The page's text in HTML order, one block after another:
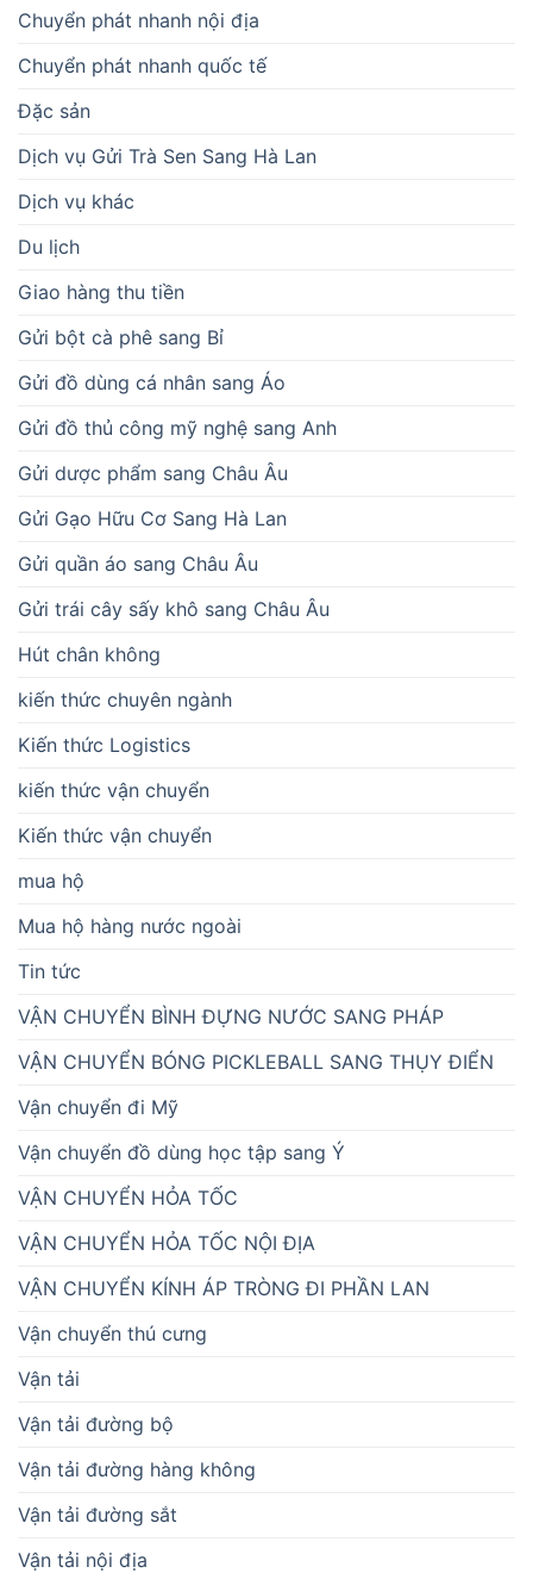
Chuyển phát nhanh nội địa
Chuyển phát nhanh quốc tế
Đặc sản
Dịch vụ Gửi Trà Sen Sang Hà Lan
Dịch vụ khác
Du lịch
Giao hàng thu tiền
Gửi bột cà phê sang Bỉ
Gửi đồ dùng cá nhân sang Áo
Gửi đồ thủ công mỹ nghệ sang Anh
Gửi dược phẩm sang Châu Âu
Gửi Gạo Hữu Cơ Sang Hà Lan
Gửi quần áo sang Châu Âu
Gửi trái cây sấy khô sang Châu Âu
Hút chân không
kiến thức chuyên ngành
Kiến thức Logistics
kiến thức vận chuyển
Kiến thức vận chuyển
mua hộ
Mua hộ hàng nước ngoài
Tin tức
VẬN CHUYỂN BÌNH ĐỰNG NƯỚC SANG PHÁP
VẬN CHUYỂN BÓNG PICKLEBALL SANG THỤY ĐIỂN
Vận chuyển đi Mỹ
Vận chuyển đồ dùng học tập sang Ý
VẬN CHUYỂN HỎA TỐC
VẬN CHUYỂN HỎA TỐC NỘI ĐỊA
VẬN CHUYỂN KÍNH ÁP TRÒNG ĐI PHẦN LAN
Vận chuyển thú cưng
Vận tải
Vận tải đường bộ
Vận tải đường hàng không
Vận tải đường sắt
Vận tải nội địa